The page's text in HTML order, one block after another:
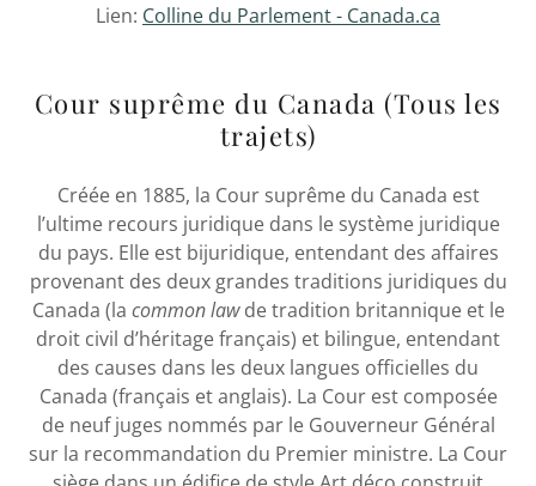
Lien: Colline du Parlement - Canada.ca
Cour suprême du Canada (Tous les
trajets)
Créée en 1885, la Cour suprême du Canada est
l’ultime recours juridique dans le système juridique
du pays. Elle est bijuridique, entendant des affaires
provenant des deux grandes traditions juridiques du
Canada (la common lawde tradition britannique et le
droit civil d’héritage français) et bilingue, entendant
des causes dans les deux langues officielles du
Canada (français et anglais). La Cour est composée
de neuf juges nommés par le Gouverneur Général
sur la recommandation du Premier ministre. La Cour